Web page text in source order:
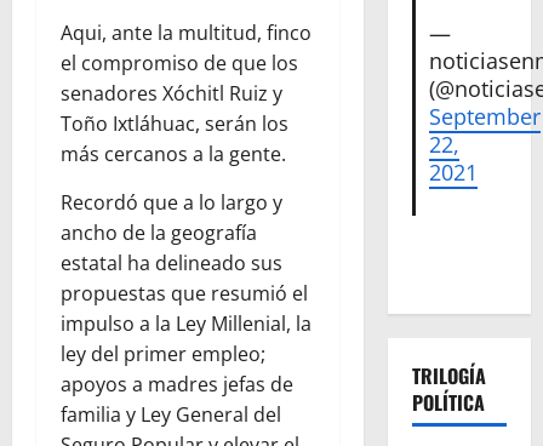
Aqui, ante la multitud, finco
el compromiso de que los
senadores Xóchitl Ruiz y
Toño Ixtláhuac, serán los
más cercanos a la gente.
Recordó que a lo largo y
ancho de la geografía
estatal ha delineado sus
propuestas que resumió el
impulso a la Ley Millenial, la
ley del primer empleo;
apoyos a madres jefas de
familia y Ley General del
—
September
22,
2021
TRILOGÍA
POLÍTICA